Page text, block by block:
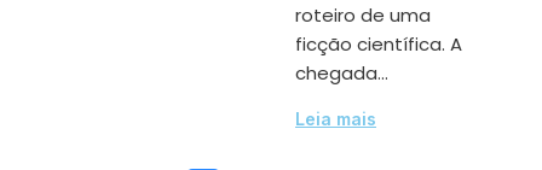
roteiro de uma
ficção científica. A
chegada…
Leia mais